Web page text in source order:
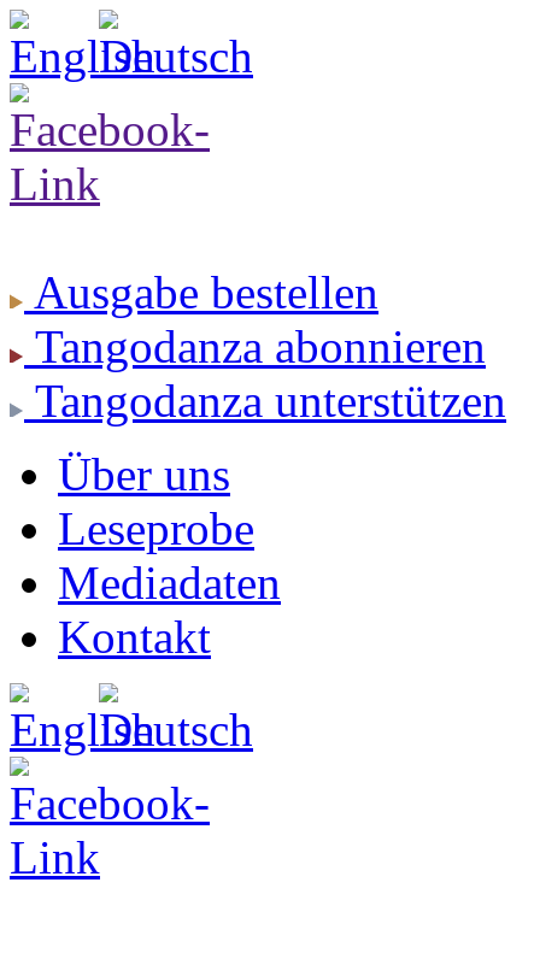
Ausgabe bestellen
Tangodanza abonnieren
Tangodanza unterstützen
Über uns
Leseprobe
Mediadaten
Kontakt